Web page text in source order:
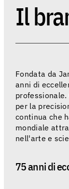
Il
Fondata da
anni di
per la
continua che
mondiale
nell'arte e
75 anni di